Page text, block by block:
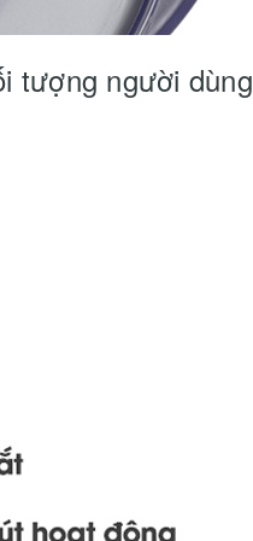
tượng người dùng